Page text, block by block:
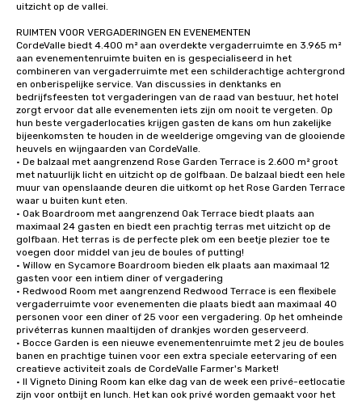
uitzicht op de vallei.
RUIMTEN VOOR VERGADERINGEN EN EVENEMENTEN
CordeValle biedt 4.400 m² aan overdekte vergaderruimte en 3.965 m²
aan evenementenruimte buiten en is gespecialiseerd in het
combineren van vergaderruimte met een schilderachtige achtergrond
en onberispelijke service. Van discussies in denktanks en
bedrijfsfeesten tot vergaderingen van de raad van bestuur, het hotel
zorgt ervoor dat alle evenementen iets zijn om nooit te vergeten. Op
hun beste vergaderlocaties krijgen gasten de kans om hun zakelijke
bijeenkomsten te houden in de weelderige omgeving van de glooiende
heuvels en wijngaarden van CordeValle.
• De balzaal met aangrenzend Rose Garden Terrace is 2.600 m² groot
met natuurlijk licht en uitzicht op de golfbaan. De balzaal biedt een hele
muur van openslaande deuren die uitkomt op het Rose Garden Terrace
waar u buiten kunt eten.
• Oak Boardroom met aangrenzend Oak Terrace biedt plaats aan
maximaal 24 gasten en biedt een prachtig terras met uitzicht op de
golfbaan. Het terras is de perfecte plek om een beetje plezier toe te
voegen door middel van jeu de boules of putting!
• Willow en Sycamore Boardroom bieden elk plaats aan maximaal 12
gasten voor een intiem diner of vergadering
• Redwood Room met aangrenzend Redwood Terrace is een flexibele
vergaderruimte voor evenementen die plaats biedt aan maximaal 40
personen voor een diner of 25 voor een vergadering. Op het omheinde
privéterras kunnen maaltijden of drankjes worden geserveerd.
• Bocce Garden is een nieuwe evenementenruimte met 2 jeu de boules
banen en prachtige tuinen voor een extra speciale eetervaring of een
creatieve activiteit zoals de CordeValle Farmer's Market!
• Il Vigneto Dining Room kan elke dag van de week een privé-eetlocatie
zijn voor ontbijt en lunch. Het kan ook privé worden gemaakt voor het